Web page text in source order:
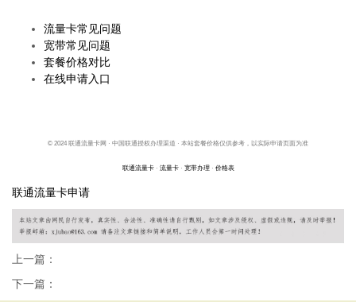
流量卡常见问题
宽带常见问题
套餐价格对比
在线申请入口
© 2024 联通流量卡网 · 中国联通授权办理渠道 · 本站套餐价格仅供参考，以实际申请页面为准
联通流量卡· 流量卡· 宽带办理· 价格表
联通流量卡申请
上一篇：
下一篇：